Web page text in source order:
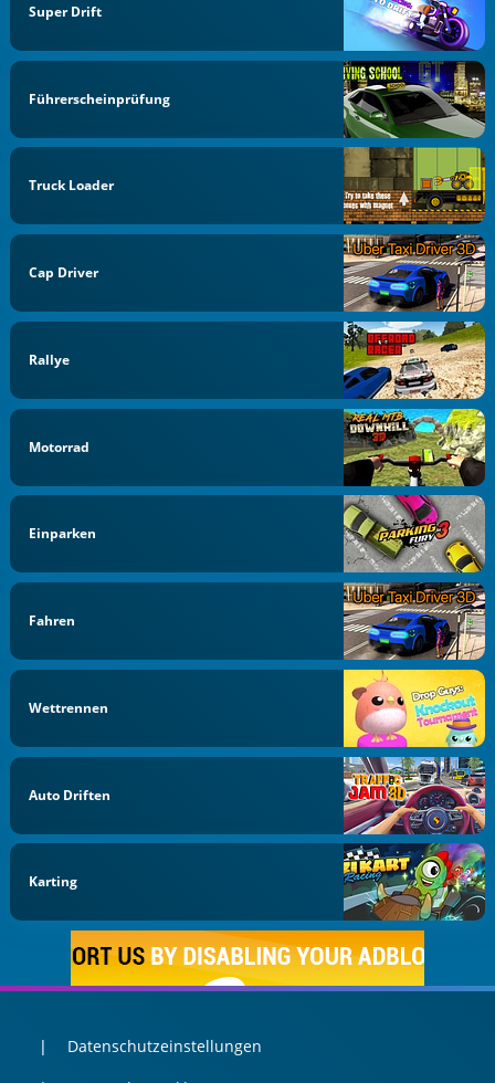
Super Drift
Führerscheinprüfung
Truck Loader
Cap Driver
Rallye
Motorrad
Einparken
Fahren
Wettrennen
Auto Driften
Karting
Datenschutzeinstellungen